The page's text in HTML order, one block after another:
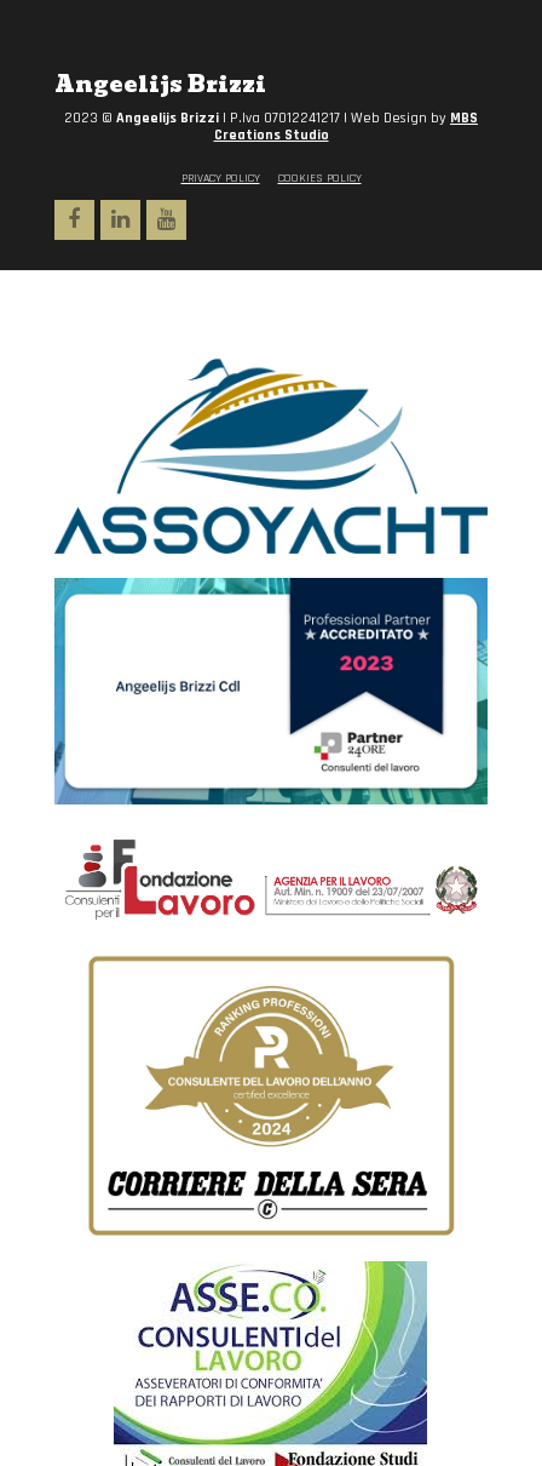
Angeelijs Brizzi
2023 © Angeelijs Brizzi | P.Iva 07012241217 | Web Design by MBS
Creations Studio
PRIVACY POLICY COOKIES POLICY
Facebook
Linkedin